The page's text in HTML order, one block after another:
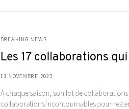
BREAKING NEWS
Les 17 collaborations
13 NOVEMBRE 2023
À chaque saison, son lot de
collaborations incontournables pour